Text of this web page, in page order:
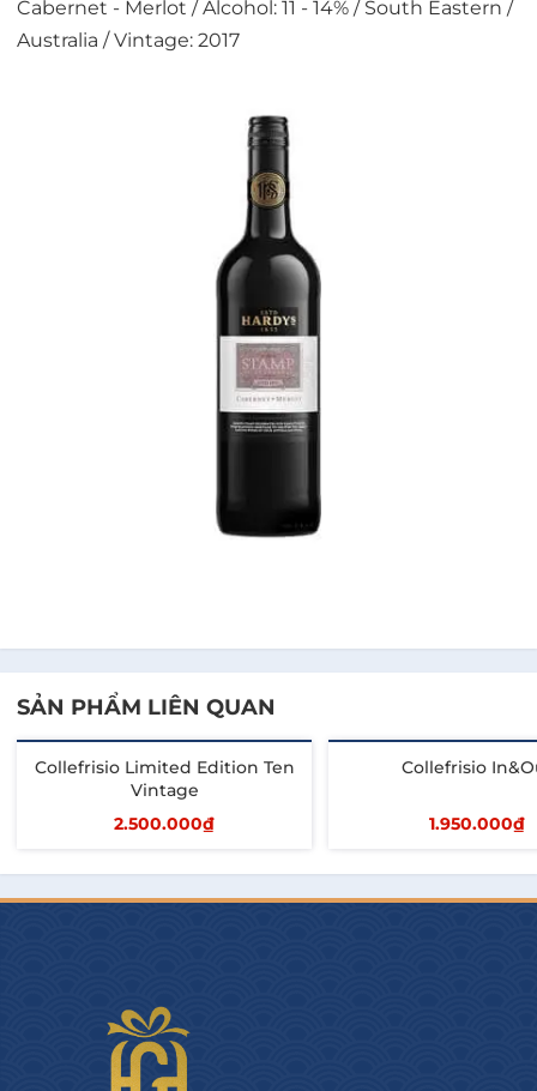
Cabernet - Merlot / Alcohol: 11 - 14% / South Eastern /
Australia / Vintage: 2017
SẢN PHẨM LIÊN QUAN
Collefrisio Limited Edition Ten
Vintage
2.500.000₫
Thêm vào giỏ
Collefrisio
1.950.000₫
Thêm vào giỏ